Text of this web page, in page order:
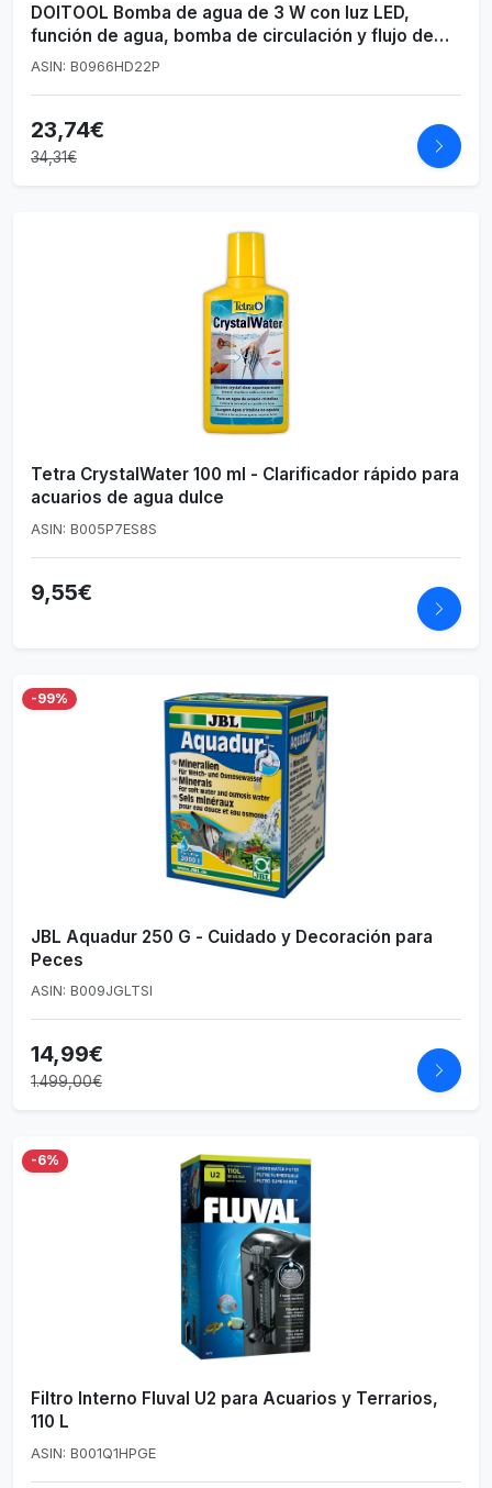
DOITOOL Bomba de agua de 3 W con luz LED,
función de agua, bomba de circulación y flujo de
agua ajustable para fuentes, estanques, tanques y
ASIN: B0966HD22P
23,74€
34,31€
Tetra CrystalWater 100 ml - Clarificador rápido para
acuarios de agua dulce
ASIN: B005P7ES8S
9,55€
-99%
JBL Aquadur 250 G - Cuidado y Decoración para
Peces
ASIN: B009JGLTSI
14,99€
1.499,00€
-6%
Filtro Interno Fluval U2 para Acuarios y Terrarios,
110 L
ASIN: B001Q1HPGE